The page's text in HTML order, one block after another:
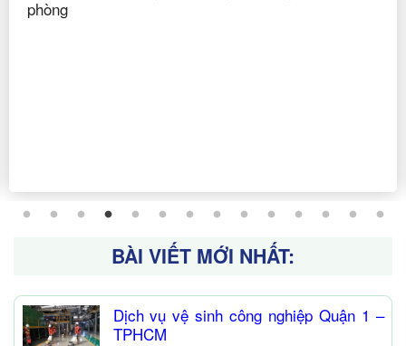
BÀI VIẾT MỚI NHẤT:
Dịch vụ vệ sinh công nghiệp Quận 1 –
TPHCM